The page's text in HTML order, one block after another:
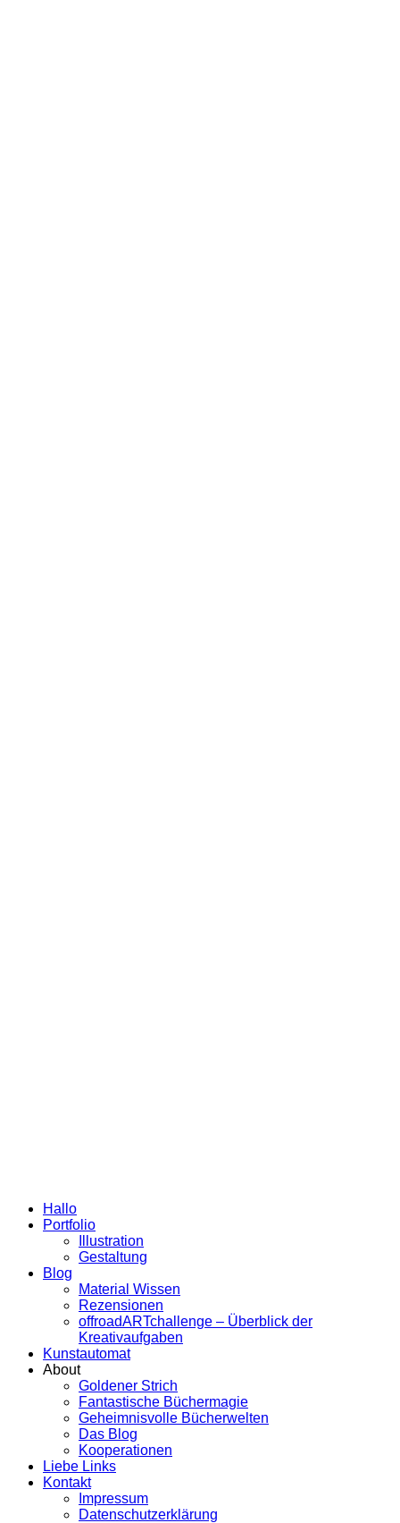
Hallo
Portfolio
Illustration
Gestaltung
Blog
Material Wissen
Rezensionen
offroadARTchallenge – Überblick der
Kreativaufgaben
Kunstautomat
About
Goldener Strich
Fantastische Büchermagie
Geheimnisvolle Bücherwelten
Das Blog
Kooperationen
Liebe Links
Kontakt
Impressum
Datenschutzerklärung